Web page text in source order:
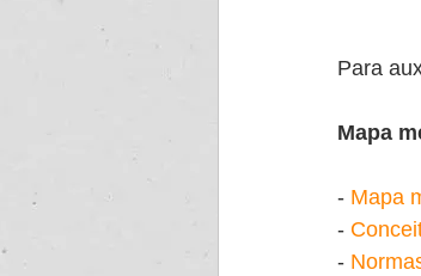
Para
Mapa
- Mapa
-
-